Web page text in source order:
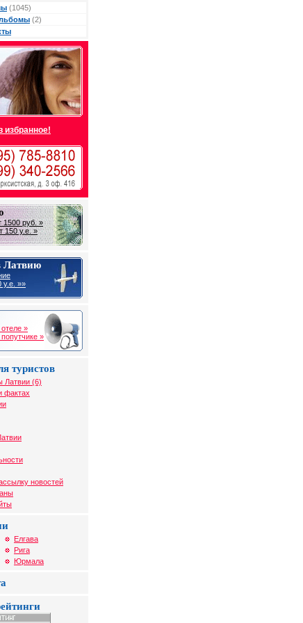
(1045)
(2)
избранное!
1500 руб. »
150 у.е. »
Латвию
у.е. »»
»
»
туристов
Латвии (6)
фактах
новостей
Елгава
Рига
Юрмала